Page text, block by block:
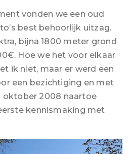
vonden we een oud
best behoorlijk uitzag.
bijna 1800 meter grond
Hoe we het voor elkaar
ik niet, maar er werd een
een bezichtiging en met
oktober 2008 naartoe
kennismaking met